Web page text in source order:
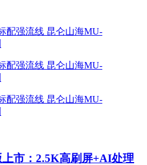
市：2.5K高刷屏+AI处理